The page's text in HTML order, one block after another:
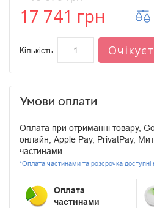
17 741 грн
Кількість
Умови оплати
Оплата при отриманні товару,
онлайн, Apple Pay, PrivatPay,
частинами.
*Оплата частинами та розсрочка доступні
Оплата
частинами